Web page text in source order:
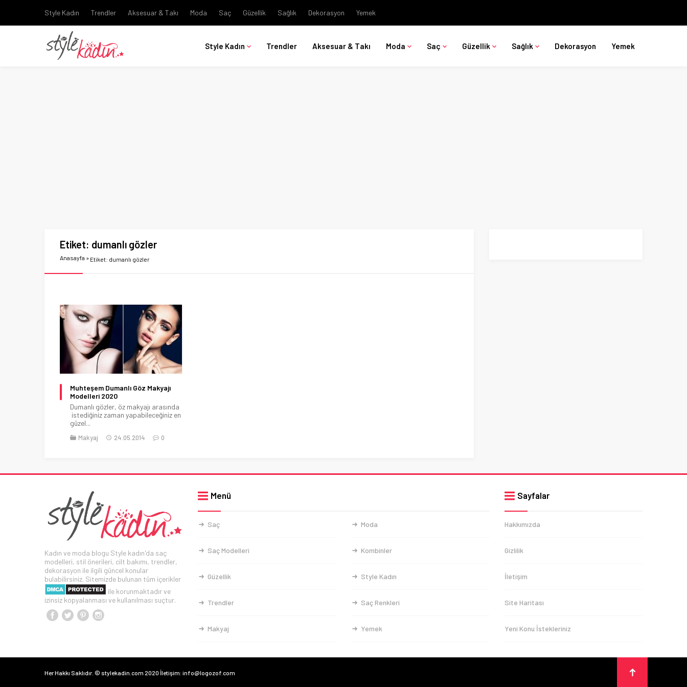
Style Kadın Trendler Aksesuar & Takı Moda Saç Güzellik Sağlık Dekorasyon Yemek
Style Kadın Trendler Aksesuar & Takı Moda Saç Güzellik Sağlık Dekorasyon Yemek
Etiket: dumanlı gözler
Anasayfa » Etiket: dumanlı gözler
Muhteşem Dumanlı Göz Makyajı
Modelleri 2020
Dumanlı gözler, öz makyajı arasında
istediğiniz zaman yapabileceğiniz en
güzel...
Makyaj 24.05.2014 0
Kadın ve moda blogu Style kadın'da saç
modelleri, stil önerileri, cilt bakımı, trendler,
dekorasyon ile ilgili güncel konular
bulabilirsiniz. Sitemizde bulunan tüm içerikler
ile korunmaktadır ve
izinsiz kopyalanması ve kullanılması suçtur.
Menü
Saç Moda
Saç Modelleri Kombinler
Güzellik Style Kadın
Trendler Saç Renkleri
Makyaj Yemek
Sayfalar
Hakkımızda
Gizlilik
İletişim
Site Haritası
Yeni Konu İstekleriniz
Her Hakkı Saklıdır. © stylekadin.com 2020 İletişim: info@logozof.com